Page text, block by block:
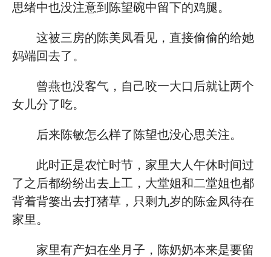
思绪中也没注意到陈望碗中留下的鸡腿。
这被三房的陈美凤看见，直接偷偷的给她
妈端回去了。
曾燕也没客气，自己咬一大口后就让两个
女儿分了吃。
后来陈敏怎么样了陈望也没心思关注。
此时正是农忙时节，家里大人午休时间过
了之后都纷纷出去上工，大堂姐和二堂姐也都
背着背篓出去打猪草，只剩九岁的陈金凤待在
家里。
家里有产妇在坐月子，陈奶奶本来是要留